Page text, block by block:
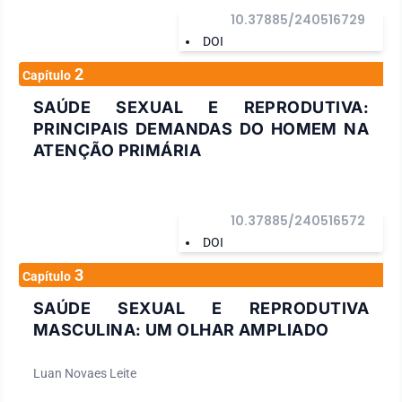
informações valiosas, mas, a motivação para promover um
cuidado integral e humanizado para os homens. Agradeço a
todas as pessoas autoras e colaboradoras(es) que
contribuíram para a construção da presente obra. Suas
compreensão e para avançar nas possibilidades de cuidado a
partir de práticas de prevenção de doenças e de promoção da
saúde masculina de maneira mais singular e abrangente.
DOI
10.37885/240516729
Capítulo 2
SAÚDE SEXUAL E REPRODUTIVA:
PRINCIPAIS DEMANDAS DO HOMEM NA
ATENÇÃO PRIMÁRIA
DOI
10.37885/240516572
Capítulo 3
SAÚDE SEXUAL E REPRODUTIVA
MASCULINA: UM OLHAR AMPLIADO
Luan Novaes Leite